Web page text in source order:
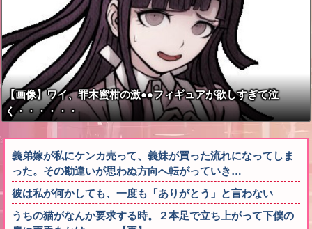
【画像】ワイ、罪木蜜柑の激●●フィギュアが欲しすぎて泣
く・・・・・・
義弟嫁が私にケンカ売って、義妹が買った流れになってしま
った。その勘違いが思わぬ方向へ転がっていき…
彼は私が何かしても、一度も「ありがとう」と言わない
うちの猫がなんか要求する時。２本足で立ち上がって下僕の